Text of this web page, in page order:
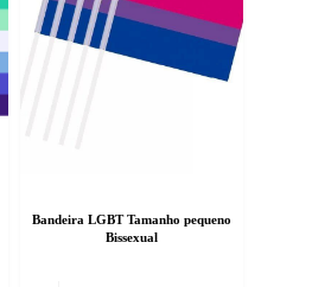
Bandeira LGBT Tamanho pequeno
Bissexual